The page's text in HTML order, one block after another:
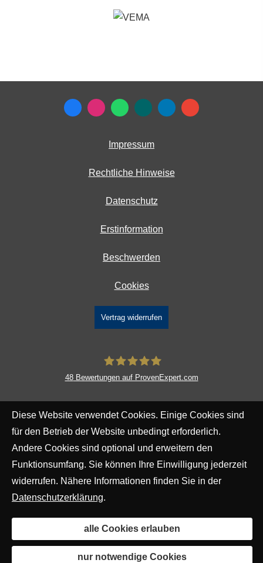
Impressum
Rechtliche Hinweise
Datenschutz
Erstinformation
Beschwerden
Cookies
Vertrag widerrufen
Co. KG
48Bewertungen auf ProvenExpert.com
Diese Website verwendet Cookies. Einige Cookies sind
für den Betrieb der Website unbedingt erforderlich.
Andere Cookies sind optional und erweitern den
Funktionsumfang. Sie können Ihre Einwilligung jederzeit
widerrufen. Nähere Informationen finden Sie in der
Datenschutzerklärung.
alle Cookies erlauben
nur notwendige Cookies